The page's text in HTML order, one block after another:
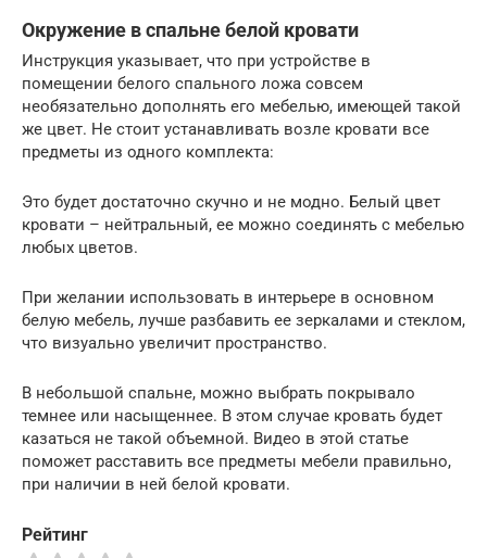
Окружение в спальне белой кровати
Инструкция указывает, что при устройстве в
помещении белого спального ложа совсем
необязательно дополнять его мебелью, имеющей такой
же цвет. Не стоит устанавливать возле кровати все
предметы из одного комплекта:
Это будет достаточно скучно и не модно. Белый цвет
кровати – нейтральный, ее можно соединять с мебелью
любых цветов.
При желании использовать в интерьере в основном
белую мебель, лучше разбавить ее зеркалами и стеклом,
что визуально увеличит пространство.
В небольшой спальне, можно выбрать покрывало
темнее или насыщеннее. В этом случае кровать будет
казаться не такой объемной. Видео в этой статье
поможет расставить все предметы мебели правильно,
при наличии в ней белой кровати.
Рейтинг